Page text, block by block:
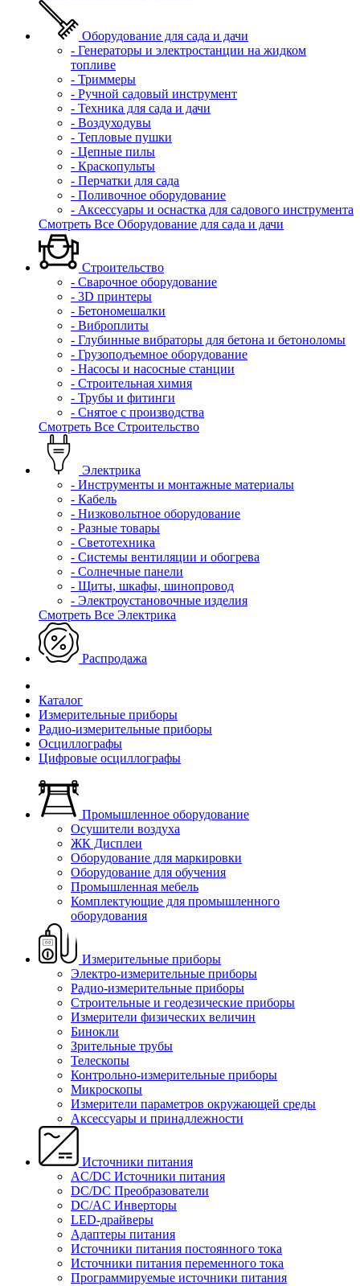
Оборудование для сада и дачи
- Генераторы и электростанции на жидком
топливе
- Триммеры
- Ручной садовый инструмент
- Техника для сада и дачи
- Воздуходувы
- Тепловые пушки
- Цепные пилы
- Краскопульты
- Перчатки для сада
- Поливочное оборудование
- Аксессуары и оснастка для садового инструмента
Смотреть Все Оборудование для сада и дачи
Строительство
- Сварочное оборудование
- 3D принтеры
- Бетономешалки
- Виброплиты
- Глубинные вибраторы для бетона и бетоноломы
- Грузоподъемное оборудование
- Насосы и насосные станции
- Строительная химия
- Трубы и фитинги
- Снятое с производства
Смотреть Все Строительство
Электрика
- Инструменты и монтажные материалы
- Кабель
- Низковольтное оборудование
- Разные товары
- Светотехника
- Системы вентиляции и обогрева
- Солнечные панели
- Щиты, шкафы, шинопровод
- Электроустановочные изделия
Смотреть Все Электрика
Распродажа
Каталог
Измерительные приборы
Радио-измерительные приборы
Осциллографы
Цифровые осциллографы
Промышленное оборудование
Осушители воздуха
ЖК Дисплеи
Оборудование для маркировки
Оборудование для обучения
Промышленная мебель
Комплектующие для промышленного
оборудования
Измерительные приборы
Электро-измерительные приборы
Радио-измерительные приборы
Строительные и геодезические приборы
Измерители физических величин
Бинокли
Зрительные трубы
Телескопы
Контрольно-измерительные приборы
Микроскопы
Измерители параметров окружающей среды
Аксессуары и принадлежности
Источники питания
AC/DC Источники питания
DC/DC Преобразователи
DC/AC Инверторы
LED-драйверы
Адаптеры питания
Источники питания постоянного тока
Источники питания переменного тока
Программируемые источники питания